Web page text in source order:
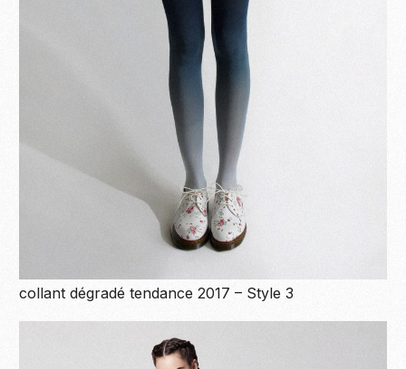
collant dégradé tendance 2017 – Style 3